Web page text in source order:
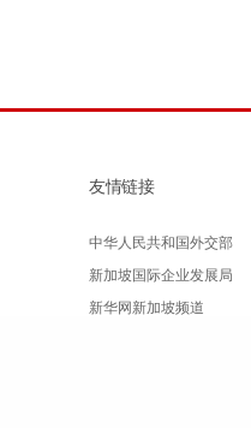
友情链接
中华人民共和国外交部
新加坡国际企业发展局
新华网新加坡频道